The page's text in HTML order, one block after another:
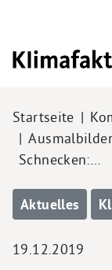
Startseite
Schnecken:…
Aktuelles
19.12.2019